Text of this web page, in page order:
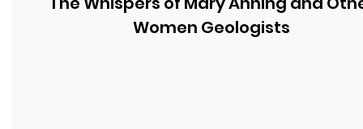
Women Geologists